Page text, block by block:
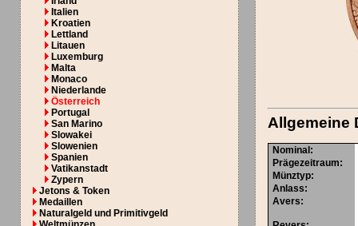
Italien
Kroatien
Lettland
Litauen
Luxemburg
Malta
Monaco
Niederlande
Österreich
Portugal
San Marino
Slowakei
Slowenien
Spanien
Vatikanstadt
Zypern
Jetons & Token
Medaillen
Naturalgeld und Primitivgeld
Allgemeine
Nominal :
Prägezeitraum:
Münztyp:
Anlass:
Avers: